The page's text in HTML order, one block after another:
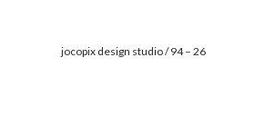
jocopix design studio / 94 – 26